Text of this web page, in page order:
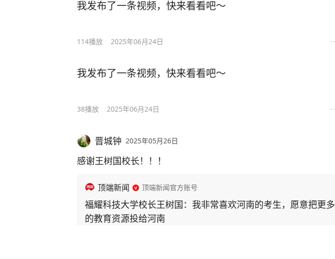
我发布了一条视频，快来看看吧～
114播放 2025年06月24日
我发布了一条视频，快来看看吧～
38播放 2025年06月24日
晋城钟 2025年05月26日
感谢王树国校长！！！
顶端新闻 顶端新闻官方账号
福耀科技大学校长王树国：我非常喜欢河南的考生，愿意把更多
的教育资源投给河南